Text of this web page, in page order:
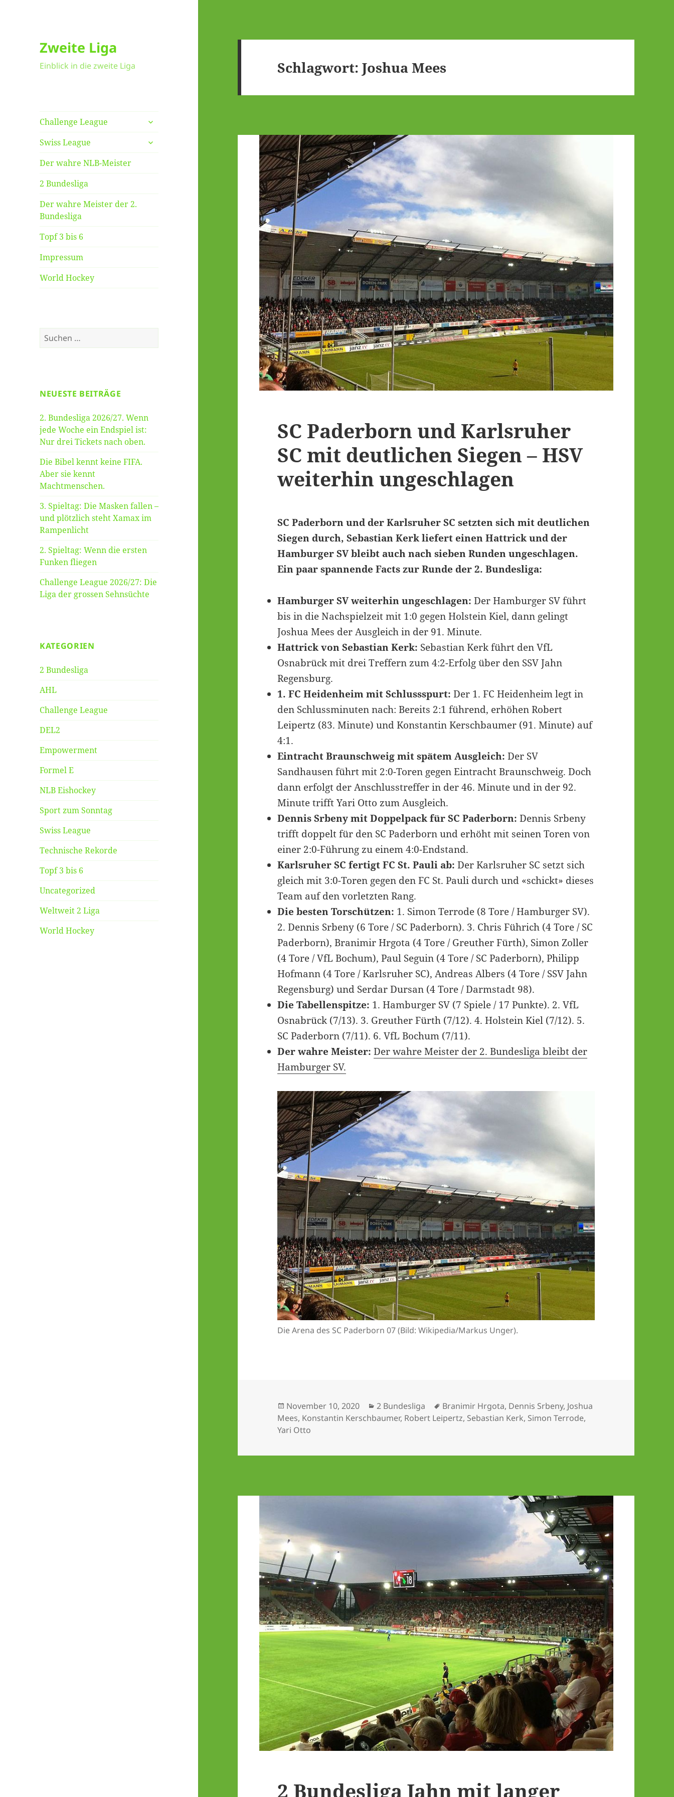
Zweite Liga
Einblick in die zweite Liga
Challenge League
untermenü
anzeigen
Swiss League
untermenü
anzeigen
Der wahre NLB-Meister
2 Bundesliga
Der wahre Meister der 2.
Bundesliga
Topf 3 bis 6
Impressum
World Hockey
Suche
nach:
NEUESTE BEITRÄGE
2. Bundesliga 2026/27. Wenn
jede Woche ein Endspiel ist:
Nur drei Tickets nach oben.
Die Bibel kennt keine FIFA.
Aber sie kennt
Machtmenschen.
3. Spieltag: Die Masken fallen –
und plötzlich steht Xamax im
Rampenlicht
2. Spieltag: Wenn die ersten
Funken fliegen
Challenge League 2026/27: Die
Liga der grossen Sehnsüchte
KATEGORIEN
2 Bundesliga
AHL
Challenge League
DEL2
Empowerment
Formel E
NLB Eishockey
Sport zum Sonntag
Swiss League
Technische Rekorde
Topf 3 bis 6
Uncategorized
Weltweit 2 Liga
World Hockey
Schlagwort:Joshua Mees
SC Paderborn und Karlsruher
SC mit deutlichen Siegen – HSV
weiterhin ungeschlagen
SC Paderborn und der Karlsruher SC setzten sich mit deutlichen
Siegen durch, Sebastian Kerk liefert einen Hattrick und der
Hamburger SV bleibt auch nach sieben Runden ungeschlagen.
Ein paar spannende Facts zur Runde der 2. Bundesliga:
Hamburger SV weiterhin ungeschlagen: Der Hamburger SV führt
bis in die Nachspielzeit mit 1:0 gegen Holstein Kiel, dann gelingt
Joshua Mees der Ausgleich in der 91. Minute.
Hattrick von Sebastian Kerk: Sebastian Kerk führt den VfL
Osnabrück mit drei Treffern zum 4:2-Erfolg über den SSV Jahn
Regensburg.
1. FC Heidenheim mit Schlussspurt: Der 1. FC Heidenheim legt in
den Schlussminuten nach: Bereits 2:1 führend, erhöhen Robert
Leipertz (83. Minute) und Konstantin Kerschbaumer (91. Minute) auf
4:1.
Eintracht Braunschweig mit spätem Ausgleich: Der SV
Sandhausen führt mit 2:0-Toren gegen Eintracht Braunschweig. Doch
dann erfolgt der Anschlusstreffer in der 46. Minute und in der 92.
Minute trifft Yari Otto zum Ausgleich.
Dennis Srbeny mit Doppelpack für SC Paderborn:Dennis Srbeny
trifft doppelt für den SC Paderborn und erhöht mit seinen Toren von
einer 2:0-Führung zu einem 4:0-Endstand.
Karlsruher SC fertigt FC St. Pauli ab: Der Karlsruher SC setzt sich
gleich mit 3:0-Toren gegen den FC St. Pauli durch und «schickt» dieses
Team auf den vorletzten Rang.
Die besten Torschützen: 1. Simon Terrode (8 Tore / Hamburger SV).
2. Dennis Srbeny (6 Tore / SC Paderborn). 3. Chris Führich (4 Tore / SC
Paderborn), Branimir Hrgota (4 Tore / Greuther Fürth), Simon Zoller
(4 Tore / VfL Bochum), Paul Seguin (4 Tore / SC Paderborn), Philipp
Hofmann (4 Tore / Karlsruher SC), Andreas Albers (4 Tore / SSV Jahn
Regensburg) und Serdar Dursan (4 Tore / Darmstadt 98).
Die Tabellenspitze: 1. Hamburger SV (7 Spiele / 17 Punkte). 2. VfL
Osnabrück (7/13). 3. Greuther Fürth (7/12). 4. Holstein Kiel (7/12). 5.
SC Paderborn (7/11). 6. VfL Bochum (7/11).
Der wahre Meister: Der wahre Meister der 2. Bundesliga bleibt der
Hamburger SV.
Die Arena des SC Paderborn 07 (Bild: Wikipedia/Markus Unger).
Veröffentlicht
am
November 10, 2020 Kategorien
2 Bundesliga Schlagwörter
Branimir Hrgota, Dennis Srbeny, Joshua
Mees, Konstantin Kerschbaumer, Robert Leipertz, Sebastian Kerk, Simon Terrode,
Yari Otto
2 Bundesliga Jahn mit langer